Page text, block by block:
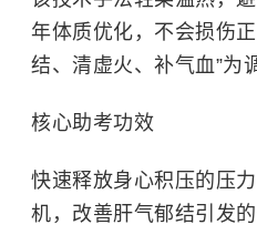
年体质优化，不会损伤
结、清虚火、补气血”为
核心助考功效
快速释放身心积压的压
机，改善肝气郁结引发